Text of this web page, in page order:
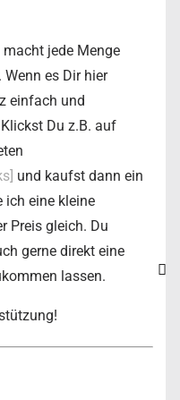
jede Menge
es Dir hier
einfach und
Du z.B. auf
und kaufst dann ein
ich eine kleine
Preis gleich. Du
gerne direkt eine
lassen.